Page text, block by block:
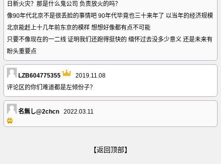
日新火灾？那是什么鬼公司 负责放火的吗？
像90年代北京不是很丢脸的事情吧 90年代毕竟也三十来年了 以当年的经济规模
北京能赶上十几年前东京的模样 想想好像都有点不可能
只要不像现在的一二线 证明我们还跑得挺快的 缅怀过去没多少意义 还是未来有
盼头重要点
LZB604775355
2019.11.08
评论区的你们难道都是左倾份子？
名無し@2chcn 2022.03.11
【返回顶部】